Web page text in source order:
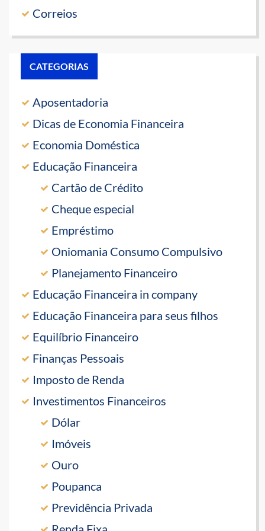
Correios
CATEGORIAS
Aposentadoria
Dicas de Economia Financeira
Economia Doméstica
Educação Financeira
Cartão de Crédito
Cheque especial
Empréstimo
Oniomania Consumo Compulsivo
Planejamento Financeiro
Educação Financeira in company
Educação Financeira para seus filhos
Equilíbrio Financeiro
Finanças Pessoais
Imposto de Renda
Investimentos Financeiros
Dólar
Imóveis
Ouro
Poupanca
Previdência Privada